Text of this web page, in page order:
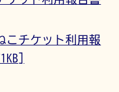
こチケット利用報